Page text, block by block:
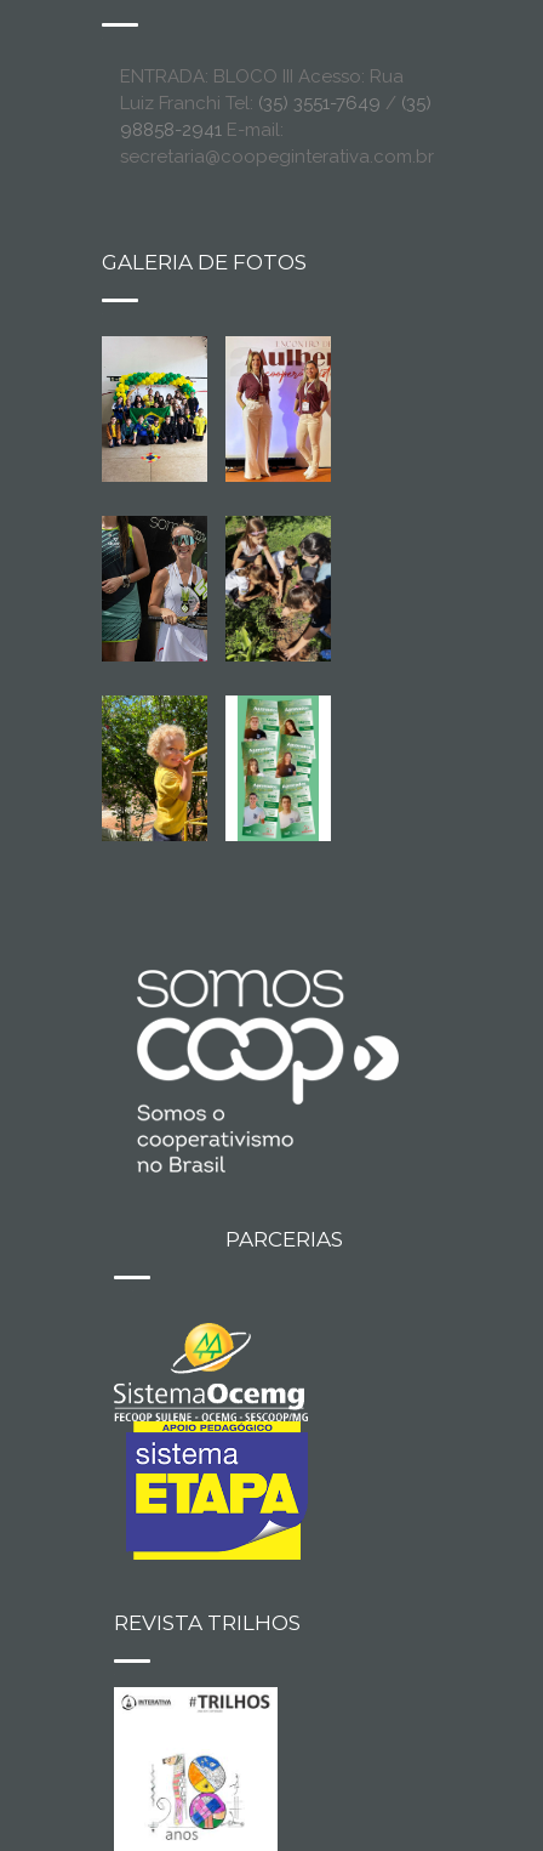
ENTRADA: BLOCO III Acesso: Rua
Luiz Franchi Tel: (35) 3551-7649 / (35)
98858-2941 E-mail:
secretaria@coopeginterativa.com.br
GALERIA DE FOTOS
PARCERIAS
REVISTA TRILHOS